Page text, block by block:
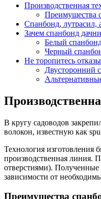
Производственная
Преимущества
Спанбонд, лутрасил,
Зачем спанбонд
Белый
Черный
Не торопитесь
Двусторонний
В кругу садоводов
волокон, известную как
Технология изготовления
производственная линия.
отверстиями). Полученные
зависимости от
Преимущества